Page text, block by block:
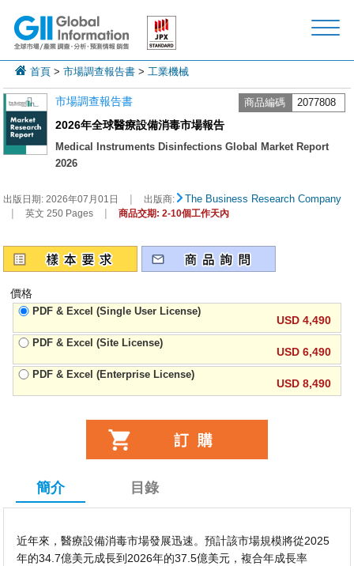
首頁 >市場調查報告書 >工業機械
市場調查報告書 商品編碼 2077808
2026年全球醫療設備消毒市場報告
Medical Instruments Disinfections Global Market Report
2026
出版日期:2026年07月01日 | 出版商: The Business Research Company
| 英文 250 Pages | 商品交期: 2-10個工作天內
價格
PDF & Excel (Single User License)
USD 4,490
PDF & Excel (Site License)
USD 6,490
PDF & Excel (Enterprise License)
USD 8,490
簡介 目錄
近年來，醫療設備消毒市場發展迅速。預計該市場規模將從2025
年的34.7億美元成長到2026年的37.5億美元，複合年成長率